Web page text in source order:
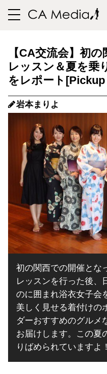
toggle
【CA交流会】初
レッスン＆夏を乗
をレポート
岩本まりよ
初の関西での開催とな
レッスンを行った後、
のに囲まれ浴衣女子会
美しく見せる着付けの
ダーおすすめのグルメ
お届けします。この夏
りばめられていますよ！